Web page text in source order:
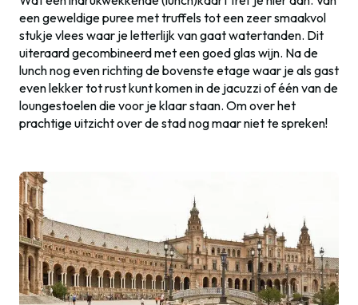
een geweldige puree met truffels tot een zeer smaakvol
stukje vlees waar je letterlijk van gaat watertanden. Dit
uiteraard gecombineerd met een goed glas wijn. Na de
lunch nog even richting de bovenste etage waar je als gast
even lekker tot rust kunt komen in de jacuzzi of één van de
loungestoelen die voor je klaar staan. Om over het
prachtige uitzicht over de stad nog maar niet te spreken!